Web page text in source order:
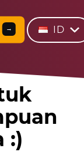
→ ID
:)